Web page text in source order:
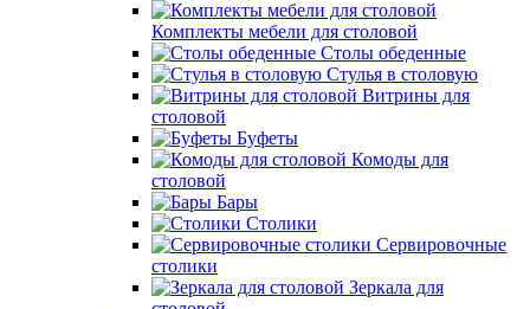
Комплекты мебели для столовой
Столы обеденные
Стулья в столовую
Витрины для
столовой
Буфеты
Комоды для
столовой
Бары
Столики
Сервировочные
столики
Зеркала для